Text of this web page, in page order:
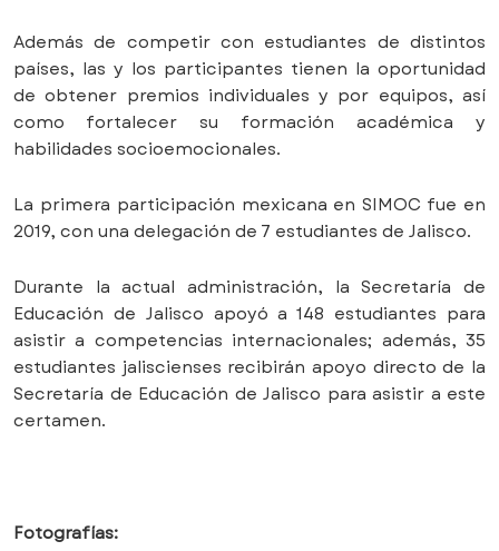
Además de competir con estudiantes de distintos
países, las y los participantes tienen la oportunidad
de obtener premios individuales y por equipos, así
como fortalecer su formación académica y
habilidades socioemocionales.
La primera participación mexicana en SIMOC fue en
2019, con una delegación de 7 estudiantes de Jalisco.
Durante la actual administración, la Secretaría de
Educación de Jalisco apoyó a 148 estudiantes para
asistir a competencias internacionales; además, 35
estudiantes jaliscienses recibirán apoyo directo de la
Secretaría de Educación de Jalisco para asistir a este
certamen.
Fotografías: